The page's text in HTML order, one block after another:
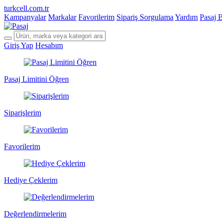
turkcell.com.tr
Kampanyalar Markalar Favorilerim Sipariş Sorgulama Yardım Pasaj
Giriş Yap Hesabım
Pasaj Limitini Öğren
Siparişlerim
Favorilerim
Hediye Çeklerim
Değerlendirmelerim